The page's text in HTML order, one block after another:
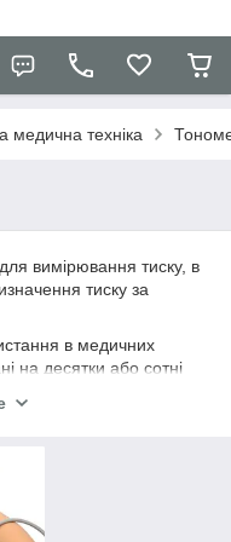
медична техніка
вимірювання тиску, в
тиску за
в медичних
на десятки або сотні
мають
зручний та сучасний
тиску. Ці апарати
точність і зручність